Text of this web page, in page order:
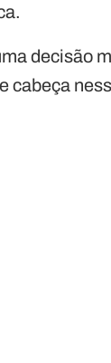
decisão
cabeça